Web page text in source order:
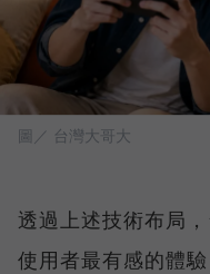
圖／ 台灣大哥大
透過上述技術布局
使用者最有感的體